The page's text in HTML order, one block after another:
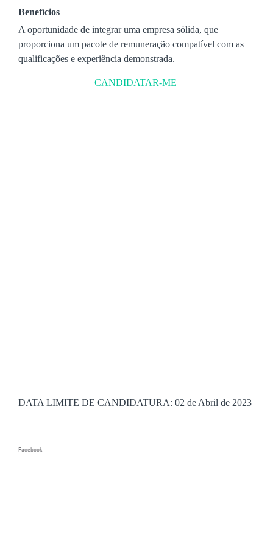
Benefícios
A oportunidade de integrar uma empresa sólida, que
proporciona um pacote de remuneração compatível com as
qualificações e experiência demonstrada.
CANDIDATAR-ME
DATA LIMITE DE CANDIDATURA: 02 de Abril de 2023
Facebook